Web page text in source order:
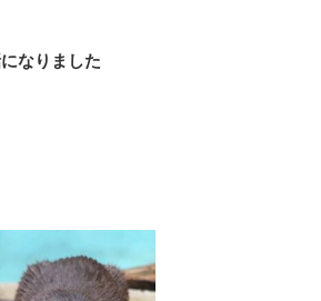
なりました